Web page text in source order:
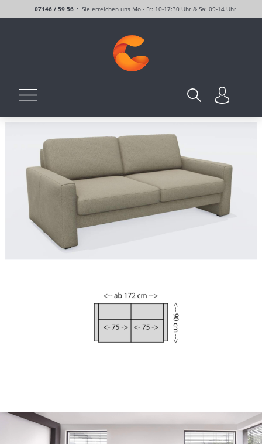
07146 / 59 56 Sie erreichen uns Mo - Fr: 10-17:30 Uhr & Sa: 09-14 Uhr